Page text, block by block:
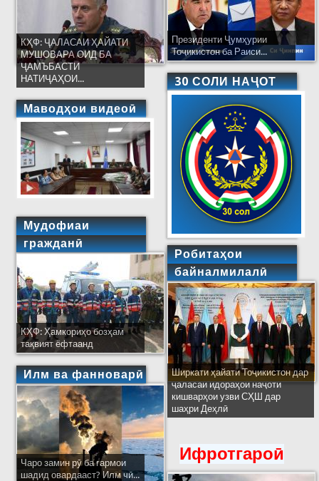
КҲФ: ҶАЛАСАИ ҲАЙАТИ
МУШОВАРА ОИД БА
ҶАМЪБАСТИ
НАТИҶАҲОИ...
Маводҳои видеоӣ
Мудофиаи
гражданӣ
КҲФ: Ҳамкориҳо бозҳам
тақвият ёфтаанд
Илм ва фанноварӣ
Чаро замин рӯ ба гармои
шадид овардааст? Илм чӣ...
Президенти Ҷумҳурии
Тоҷикистон ба Раиси...
30 СОЛИ НАҶОТ
Робитаҳои
байналмилалӣ
Ширкати ҳайати Тоҷикистон дар
ҷаласаи идораҳои наҷоти
кишварҳои узви СҲШ дар
шаҳри Деҳлӣ
Ифротгароӣ